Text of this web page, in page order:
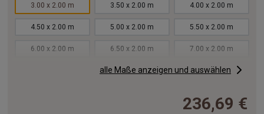
3.00 x 2.00 m 3.50 x 2.00 m 4.00 x 2.00 m
4.50 x 2.00 m 5.00 x 2.00 m 5.50 x 2.00 m
6.00 x 2.00 m 6.50 x 2.00 m 7.00 x 2.00 m
8.00 x 2.00 m 8.50 x 2.00 m
alle Maße anzeigen und auswählen
236,69 €